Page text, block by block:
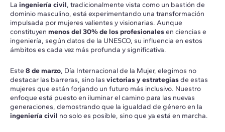
La ingeniería civil, tradicionalmente vista como un bastión de
dominio masculino, está experimentando una transformación
impulsada por mujeres valientes y visionarias. Aunque
constituyen menos del 30% de los profesionalesen ciencias e
ingeniería, según datos de la UNESCO, su influencia en estos
ámbitos es cada vez más profunda y significativa.
Este 8 de marzo, Día Internacional de la Mujer, elegimos no
destacar las barreras, sino las victorias y estrategiasde estas
mujeres que están forjando un futuro más inclusivo. Nuestro
enfoque está puesto en iluminar el camino para las nuevas
generaciones, demostrando que la igualdad de géneroen la
ingeniería civil no solo es posible, sino que ya está en marcha.